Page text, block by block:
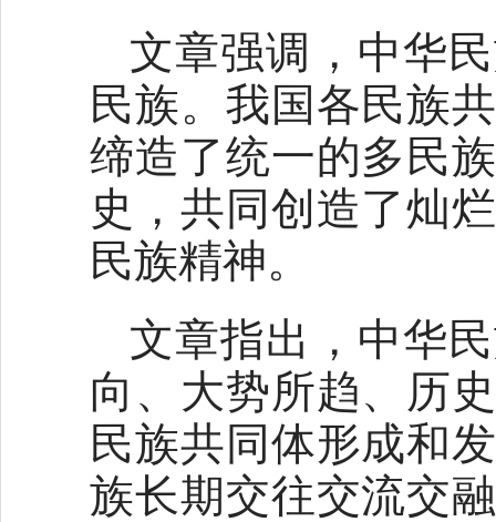
文章强调，中华
民族。我国各民族
缔造了统一的多民
史，共同创造了灿
民族精神。
文章指出，中华
向、大势所趋、历
民族共同体形成和
族长期交往交流交